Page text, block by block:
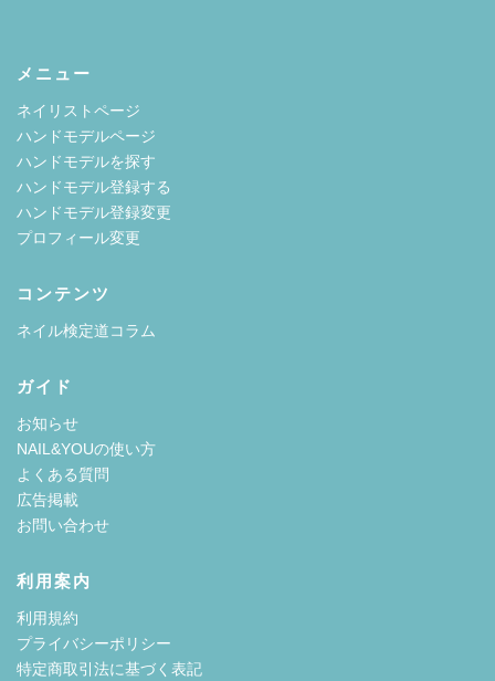
メニュー
ネイリストページ
ハンドモデルページ
ハンドモデルを探す
ハンドモデル登録する
ハンドモデル登録変更
プロフィール変更
コンテンツ
ネイル検定道コラム
ガイド
お知らせ
NAIL&YOUの使い方
よくある質問
広告掲載
お問い合わせ
利用案内
利用規約
プライバシーポリシー
特定商取引法に基づく表記